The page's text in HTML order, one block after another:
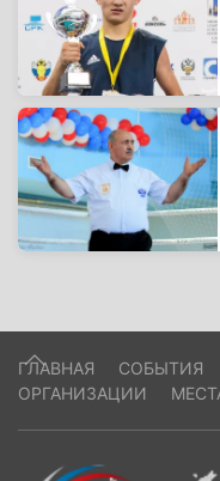
ГЛАВНАЯ СОБЫТИЯ
ОРГАНИЗАЦИИ